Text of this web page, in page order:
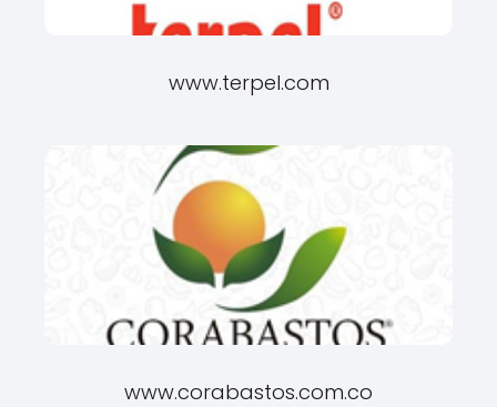
www.terpel.com
www.corabastos.com.co